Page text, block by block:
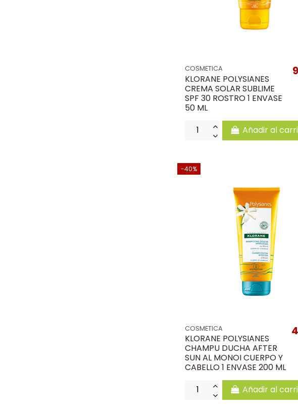
COSMETICA
KLORANE POLYSIANES
CREMA SOLAR SUBLIME
SPF 30 ROSTRO 1 ENVASE
50 ML
Añadir al
-40%
COSMETICA
KLORANE POLYSIANES
CHAMPU DUCHA AFTER
SUN AL MONOI CUERPO Y
CABELLO 1 ENVASE 200 ML
Añadir al